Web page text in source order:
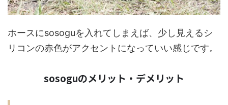
ホースにsosoguを入れてしまえば、少し見えるシ
リコンの赤色がアクセントになっていい感じです。
sosoguのメリット・デメリット